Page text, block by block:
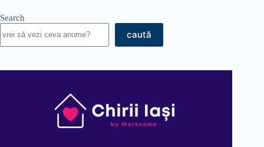
Search
caută